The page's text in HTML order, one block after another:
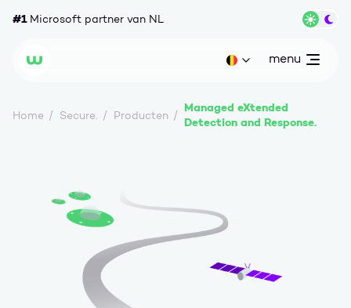
#1Microsoft partner van NL
Wortell Huidige taal: be
open
menu
Home Secure. Producten
Managed eXtended
Detection and Response.